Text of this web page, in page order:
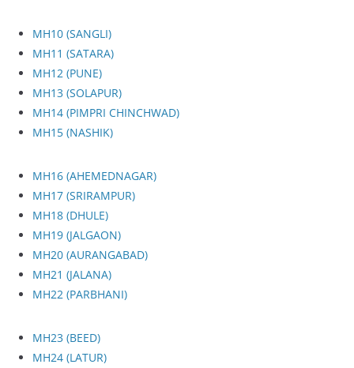
MH10 (SANGLI)
MH11 (SATARA)
MH12 (PUNE)
MH13 (SOLAPUR)
MH14 (PIMPRI CHINCHWAD)
MH15 (NASHIK)
MH16 (AHEMEDNAGAR)
MH17 (SRIRAMPUR)
MH18 (DHULE)
MH19 (JALGAON)
MH20 (AURANGABAD)
MH21 (JALANA)
MH22 (PARBHANI)
MH23 (BEED)
MH24 (LATUR)